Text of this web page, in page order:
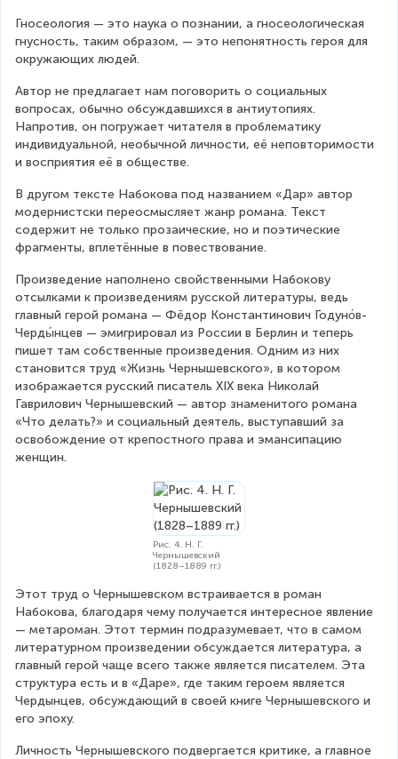
Гносеология — это наука о познании, а гносеологическая
гнусность, таким образом, — это непонятность героя для
окружающих людей.
Автор не предлагает нам поговорить о социальных
вопросах, обычно обсуждавшихся в антиутопиях.
Напротив, он погружает читателя в проблематику
индивидуальной, необычной личности, её неповторимости
и восприятия её в обществе.
В другом тексте Набокова под названием «Дар» автор
модернистски переосмысляет жанр романа. Текст
содержит не только прозаические, но и поэтические
фрагменты, вплетённые в повествование.
Произведение наполнено свойственными Набокову
отсылками к произведениям русской литературы, ведь
главный герой романа — Фёдор Константинович Годуно́в-
Черды́нцев — эмигрировал из России в Берлин и теперь
пишет там собственные произведения. Одним из них
становится труд «Жизнь Чернышевского», в котором
изображается русский писатель XIX века Николай
Гаврилович Чернышевский — автор знаменитого романа
«Что делать?» и социальный деятель, выступавший за
освобождение от крепостного права и эмансипацию
женщин.
Рис. 4. Н. Г.
Чернышевский
(1828–1889 гг.)
Этот труд о Чернышевском встраивается в роман
Набокова, благодаря чему получается интересное явление
— метароман. Этот термин подразумевает, что в самом
литературном произведении обсуждается литература, а
главный герой чаще всего также является писателем. Эта
структура есть и в «Даре», где таким героем является
Чердынцев, обсуждающий в своей книге Чернышевского и
его эпоху.
Личность Чернышевского подвергается критике, а главное